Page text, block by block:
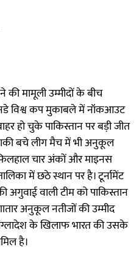
मामूली उम्मीदों के बीच
विश्व कप मुकाबले में नॉकआउट
हो चुके पाकिस्तान पर बड़ी जीत
बचे लीग मैच में भी अनुकूल
चार अंकों और माइनस
में छठे स्थान पर है। टूर्नामेंट
अगुवाई वाली टीम को पाकिस्तान
अनुकूल नतीजों की उम्मीद
के खिलाफ भारत की उसके
है।